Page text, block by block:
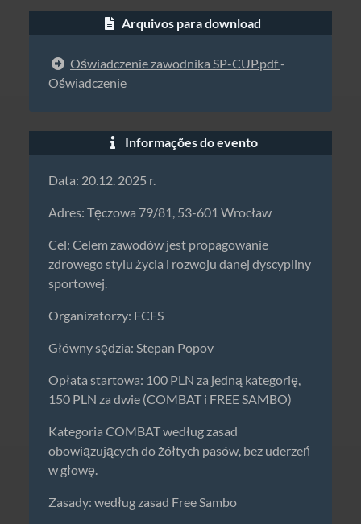
Arquivos para download
Oświadczenie zawodnika SP-CUP.pdf-
Oświadczenie
Informações do evento
Data: 20.12. 2025 r.
Adres: Tęczowa 79/81, 53-601 Wrocław
Cel: Celem zawodów jest propagowanie
zdrowego stylu życia i rozwoju danej dyscypliny
sportowej.
Organizatorzy: FCFS
Główny sędzia: Stepan Popov
Opłata startowa: 100 PLN za jedną kategorię,
150 PLN za dwie (COMBAT i FREE SAMBO)
Kategoria COMBAT według zasad
obowiązujących do żółtych pasów, bez uderzeń
w głowę.
Zasady: według zasad Free Sambo